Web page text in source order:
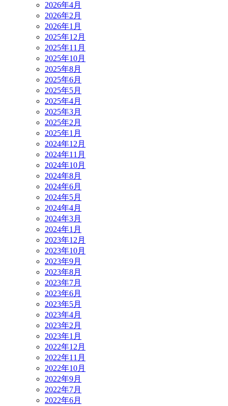
2026年4月
2026年2月
2026年1月
2025年12月
2025年11月
2025年10月
2025年8月
2025年6月
2025年5月
2025年4月
2025年3月
2025年2月
2025年1月
2024年12月
2024年11月
2024年10月
2024年8月
2024年6月
2024年5月
2024年4月
2024年3月
2024年1月
2023年12月
2023年10月
2023年9月
2023年8月
2023年7月
2023年6月
2023年5月
2023年4月
2023年2月
2023年1月
2022年12月
2022年11月
2022年10月
2022年9月
2022年7月
2022年6月